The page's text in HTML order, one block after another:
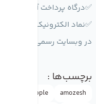
✅درگاه پرداخت آنلاين
✅نماد الكترونيك
در وبسايت رسمي دكترموبايل
برچسب‌ها :
amozesh
Apple